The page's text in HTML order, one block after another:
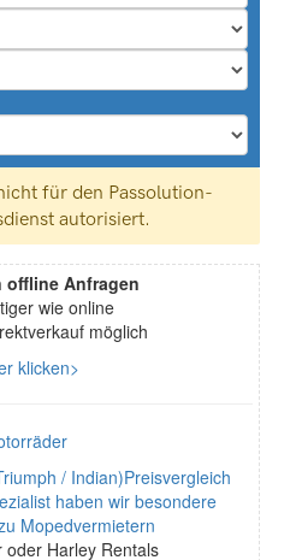
offline Anfragen
wie online
möglich
klicken>
/ Indian)Preisvergleich
haben wir besondere
Mopedvermietern
oder Harley Rentals